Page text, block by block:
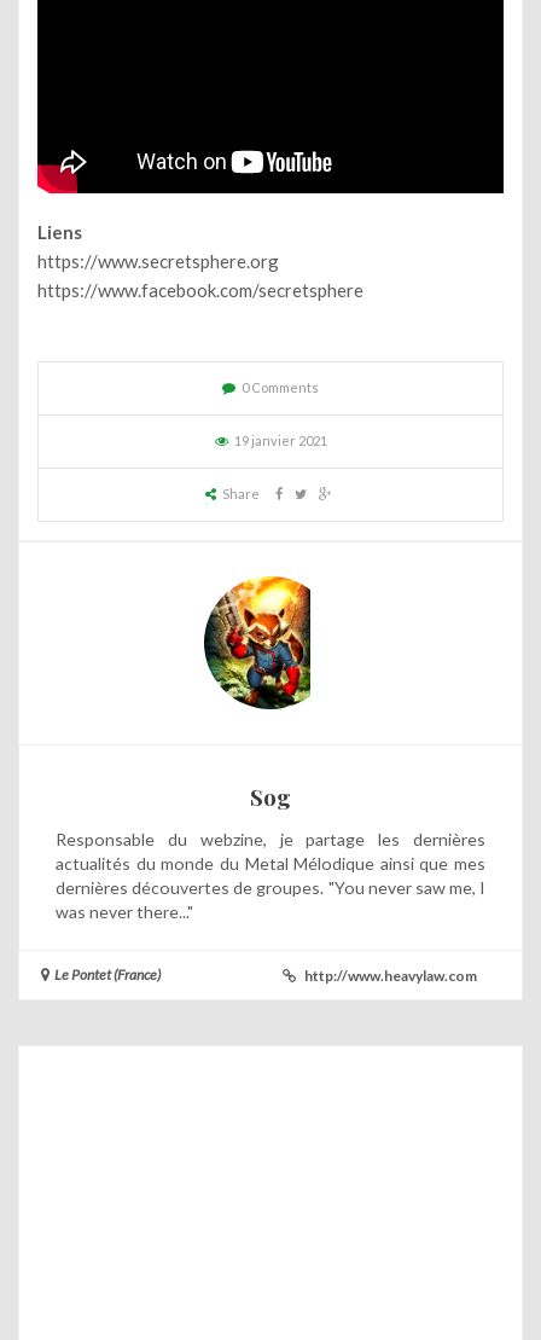
Liens
https://www.secretsphere.org
https://www.facebook.com/secretsphere
0 Comments
19 janvier 2021
Share
Sog
Responsable du webzine, je partage les dernières
actualités du monde du Metal Mélodique ainsi que mes
dernières découvertes de groupes. "You never saw me, I
was never there..."
Le Pontet (France) http://www.heavylaw.com